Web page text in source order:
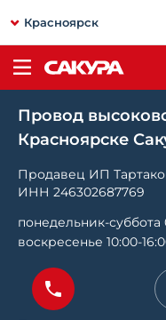
Красноярск
Провод
Красноярске
Продавец ИП
ИНН 246302687769
понедельник-суббота
воскресенье 10:00-